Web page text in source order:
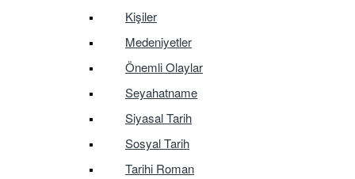
Kişiler
Medeniyetler
Önemli Olaylar
Seyahatname
Siyasal Tarih
Sosyal Tarih
Tarihi Roman